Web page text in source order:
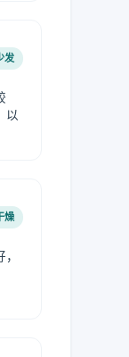
发
以
燥